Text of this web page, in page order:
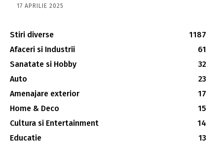
17 APRILIE 2025
Stiri diverse
1187
Afaceri si Industrii
61
Sanatate si Hobby
32
Auto
23
Amenajare exterior
17
Home & Deco
15
Cultura si Entertainment
14
Educatie
13